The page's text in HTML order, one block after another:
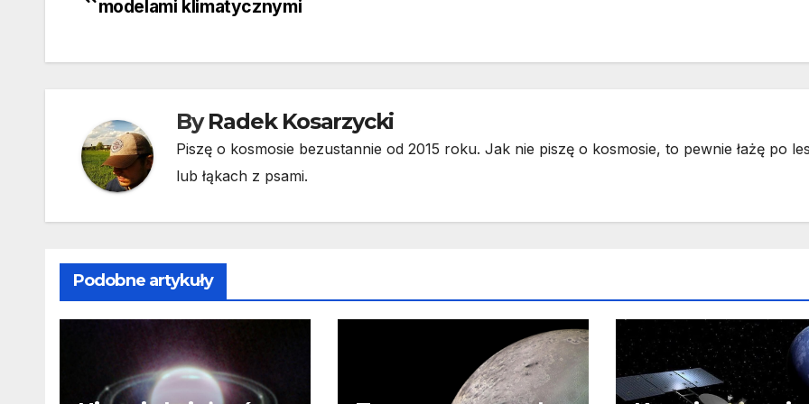
modelami klimatycznymi
ByRadek Kosarzycki
Piszę o kosmosie bezustannie od 2015 roku. Jak nie piszę o kosmosie, to pewnie łażę po
lub łąkach z psami.
Podobne artykuły